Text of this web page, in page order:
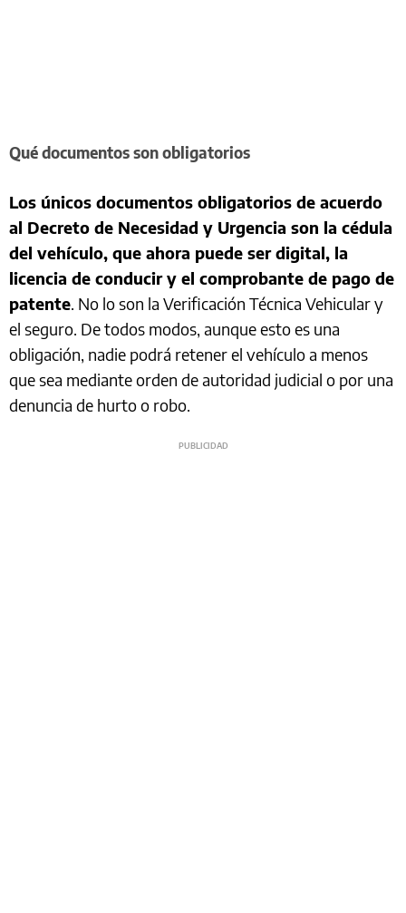
Qué documentos son obligatorios
Los únicos documentos obligatorios de acuerdo
al Decreto de Necesidad y Urgencia son la cédula
del vehículo, que ahora puede ser digital, la
licencia de conducir y el comprobante de pago de
patente. No lo son la Verificación Técnica Vehicular y
el seguro. De todos modos, aunque esto es una
obligación, nadie podrá retener el vehículo a menos
que sea mediante orden de autoridad judicial o por una
denuncia de hurto o robo.